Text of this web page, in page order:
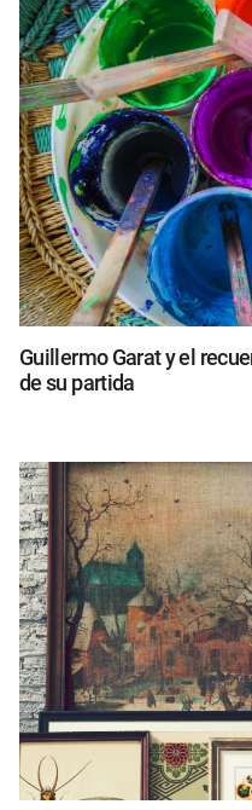
Guillermo Garat y el
de su partida